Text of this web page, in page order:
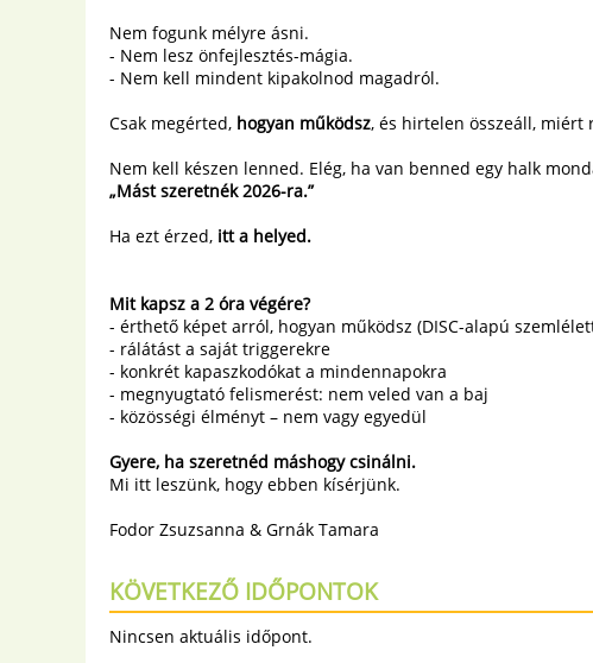
Nem fogunk mélyre ásni.
- Nem lesz önfejlesztés-mágia.
- Nem kell mindent kipakolnod magadról.
Csak megérted, hogyan működsz, és hirtelen összeáll, miért
Nem kell készen lenned. Elég, ha van benned egy halk
„Mást szeretnék 2026-ra.”
Ha ezt érzed, itt a helyed.
Mit kapsz a 2 óra végére?
- érthető képet arról, hogyan működsz (DISC-alapú
- rálátást a saját triggerekre
- konkrét kapaszkodókat a mindennapokra
- megnyugtató felismerést: nem veled van a baj
- közösségi élményt – nem vagy egyedül
Gyere, ha szeretnéd máshogy csinálni.
Mi itt leszünk, hogy ebben kísérjünk.
Fodor Zsuzsanna & Grnák Tamara
KÖVETKEZŐ IDŐPONTOK
Nincsen aktuális időpont.